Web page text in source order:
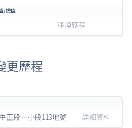
移轉歷程
更歷程
正段一小段113地號 詳細資料